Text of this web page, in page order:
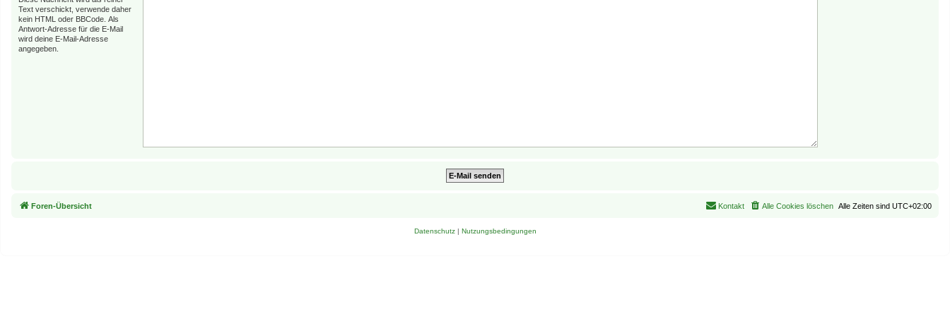
Text verschickt, verwende daher
kein HTML oder BBCode. Als
Antwort-Adresse für die E-Mail
wird deine E-Mail-Adresse
angegeben.
Foren-Übersicht Alle Zeiten sind UTC+02:00
Alle Cookies löschen
Kontakt
Datenschutz| Nutzungsbedingungen